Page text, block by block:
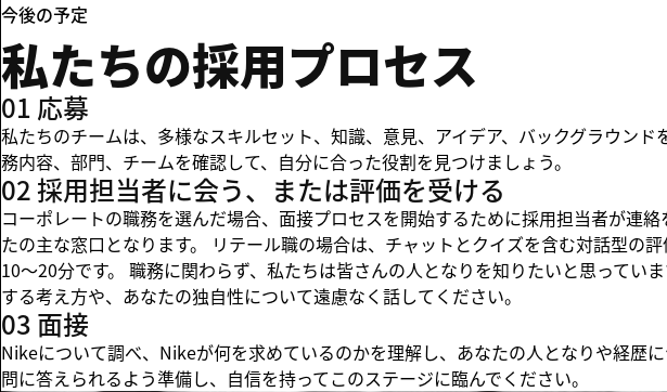
今後の予定
私たちの採用プロセス
01 応募
私たちのチームは、多様なスキルセット、知識、意見、アイデア、バックグラウン
務内容、部門、チームを確認して、自分に合った役割を見つけましょう。
02 採用担当者に会う、または評価を受ける
コーポレートの職務を選んだ場合、面接プロセスを開始するために採用担当者が連
たの主な窓口となります。 リテール職の場合は、チャットとクイズを含む対話型の
10～20分です。 職務に関わらず、私たちは皆さんの人となりを知りたいと思ってい
する考え方や、あなたの独自性について遠慮なく話してください。
03 面接
Nikeについて調べ、Nikeが何を求めているのかを理解し、あなたの人となりや経歴
問に答えられるよう準備し、自信を持ってこのステージに臨んでください。